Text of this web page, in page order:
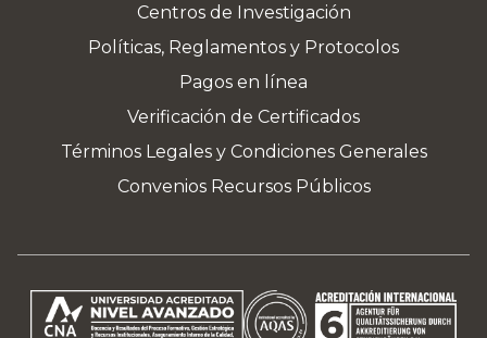
Centros de Investigación
Políticas, Reglamentos y Protocolos
Pagos en línea
Verificación de Certificados
Términos Legales y Condiciones Generales
Convenios Recursos Públicos